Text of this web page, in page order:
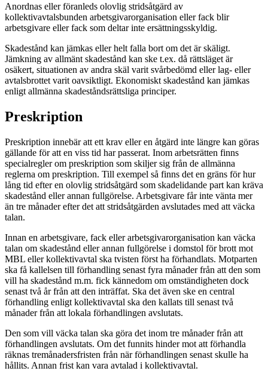
Anordnas eller föranleds olovlig stridsåtgärd av
kollektivavtalsbunden arbetsgivarorganisation eller fack blir
arbetsgivare eller fack som deltar inte ersättningsskyldig.
Skadestånd kan jämkas eller helt falla bort om det är skäligt.
Jämkning av allmänt skadestånd kan ske t.ex. då rättsläget är
osäkert, situationen av andra skäl varit svårbedömd eller lag- eller
avtalsbrottet varit oavsiktligt. Ekonomiskt skadestånd kan jämkas
enligt allmänna skadeståndsrättsliga principer.
Preskription
Preskription innebär att ett krav eller en åtgärd inte längre kan göras
gällande för att en viss tid har passerat. Inom arbetsrätten finns
specialregler om preskription som skiljer sig från de allmänna
reglerna om preskription. Till exempel så finns det en gräns för hur
lång tid efter en olovlig stridsåtgärd som skadelidande part kan kräva
skadestånd eller annan fullgörelse. Arbetsgivare får inte vänta mer
än tre månader efter det att stridsåtgärden avslutades med att väcka
talan.
Innan en arbetsgivare, fack eller arbetsgivarorganisation kan väcka
talan om skadestånd eller annan fullgörelse i domstol för brott mot
MBL eller kollektivavtal ska tvisten först ha förhandlats. Motparten
ska få kallelsen till förhandling senast fyra månader från att den som
vill ha skadestånd m.m. fick kännedom om omständigheten dock
senast två år från att den inträffat. Ska det även ske en central
förhandling enligt kollektivavtal ska den kallats till senast två
månader från att lokala förhandlingen avslutats.
Den som vill väcka talan ska göra det inom tre månader från att
förhandlingen avslutats. Om det funnits hinder mot att förhandla
räknas tremånadersfristen från när förhandlingen senast skulle ha
hållits. Annan frist kan vara avtalad i kollektivavtal.